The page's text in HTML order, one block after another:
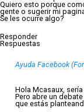
Quiero esto porque
gente o sugerir mi
Se les ocurre algo?
Responder
Respuestas
Ayuda Facebook
Hola Mcasaux,
Pero abre un
que estás